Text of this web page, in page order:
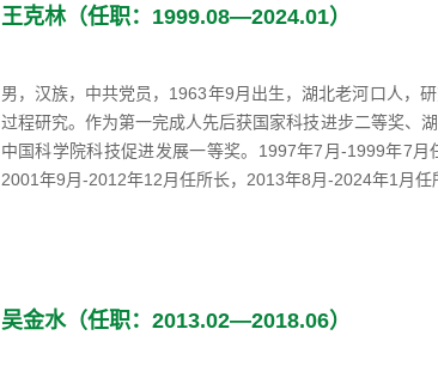
王克林（任职：1999.08—2024.01）
男，汉族，中共党员，1963年9月出生，湖北老河口人，
过程研究。作为第一完成人先后获国家科技进步二等奖、
中国科学院科技促进发展一等奖。1997年7月-1999年7月
2001年9月-2012年12月任所长，2013年8月-2024年1月任
吴金水（任职：2013.02—2018.06）